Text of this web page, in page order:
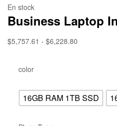
En stock
Business Laptop
$5,757.61 - $6,228.80
color
16GB RAM 1TB SSD